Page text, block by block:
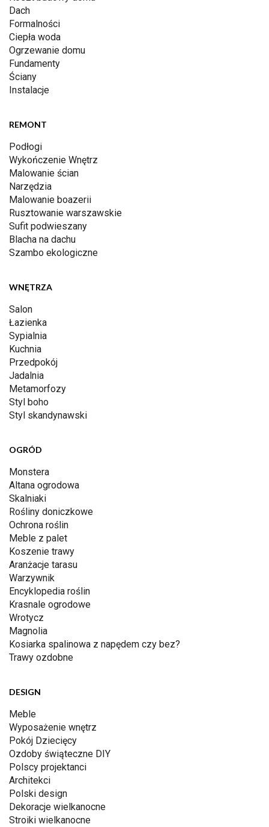
Dach
Formalności
Ciepła woda
Ogrzewanie domu
Fundamenty
Ściany
Instalacje
REMONT
Podłogi
Wykończenie Wnętrz
Malowanie ścian
Narzędzia
Malowanie boazerii
Rusztowanie warszawskie
Sufit podwieszany
Blacha na dachu
Szambo ekologiczne
WNĘTRZA
Salon
Łazienka
Sypialnia
Kuchnia
Przedpokój
Jadalnia
Metamorfozy
Styl boho
Styl skandynawski
OGRÓD
Monstera
Altana ogrodowa
Skalniaki
Rośliny doniczkowe
Ochrona roślin
Meble z palet
Koszenie trawy
Aranżacje tarasu
Warzywnik
Encyklopedia roślin
Krasnale ogrodowe
Wrotycz
Magnolia
Kosiarka spalinowa z napędem czy bez?
Trawy ozdobne
DESIGN
Meble
Wyposażenie wnętrz
Pokój Dziecięcy
Ozdoby świąteczne DIY
Polscy projektanci
Architekci
Polski design
Dekoracje wielkanocne
Stroiki wielkanocne